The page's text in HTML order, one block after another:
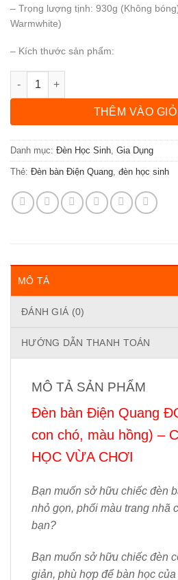
– Trọng lượng tịnh: 930g (Không
Warmwhite)
– Kích thước sản phẩm:
Đèn bàn Điện Quang ĐQ DKL06 (
THÊM VÀO
Danh mục: Đèn Học Sinh Gia Dụng
Thẻ: Đèn bàn Điện Quang đèn học sinh
MÔ TẢ
ĐÁNH GIÁ (0)
HƯỚNG DẪN THANH TOÁN
MÔ TẢ SẢN PHẨM
Đèn bàn Điện Quang
con chó, màu hồng) –
HỌC VỪA CHƠI
Bạn muốn sở hữu chiếc đèn
nhỏ gọn, phối màu trang nhã
bạn?
Bạn muốn sở hữu chiếc đèn
giản, phù hợp để bàn học